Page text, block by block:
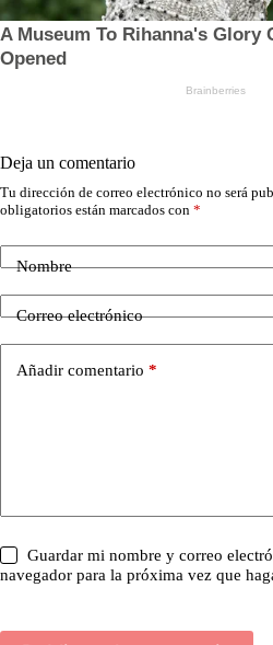
Deja un comentario
Tu dirección de correo electrónico no será
obligatorios están marcados con *
Nombre
Correo electrónico
Añadir comentario *
Guardar mi nombre y correo
navegador para la próxima vez que